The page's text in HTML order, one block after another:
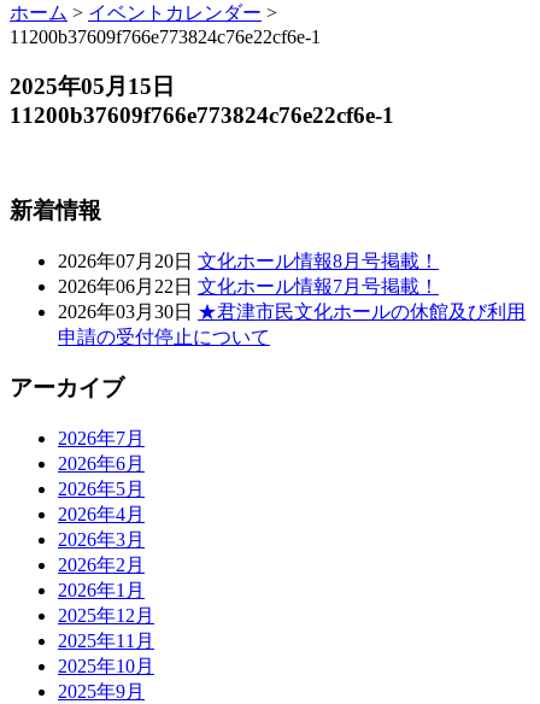
ホーム > イベントカレンダー >
11200b37609f766e773824c76e22cf6e-1
2025年05月15日
11200b37609f766e773824c76e22cf6e-1
新着情報
2026年07月20日 文化ホール情報8月号掲載！
2026年06月22日 文化ホール情報7月号掲載！
2026年03月30日 ★君津市民文化ホールの休館及び利用
申請の受付停止について
アーカイブ
2026年7月
2026年6月
2026年5月
2026年4月
2026年3月
2026年2月
2026年1月
2025年12月
2025年11月
2025年10月
2025年9月